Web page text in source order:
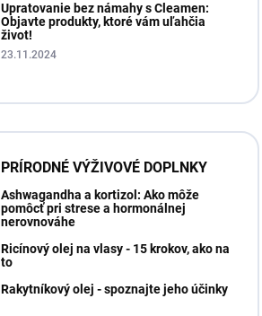
Upratovanie bez námahy s Cleamen:
Objavte produkty, ktoré vám uľahčia
život!
23.11.2024
PRÍRODNÉ VÝŽIVOVÉ DOPLNKY
Ashwagandha a kortizol: Ako môže
pomôcť pri strese a hormonálnej
nerovnováhe
Ricínový olej na vlasy - 15 krokov, ako na
to
Rakytníkový olej - spoznajte jeho účinky